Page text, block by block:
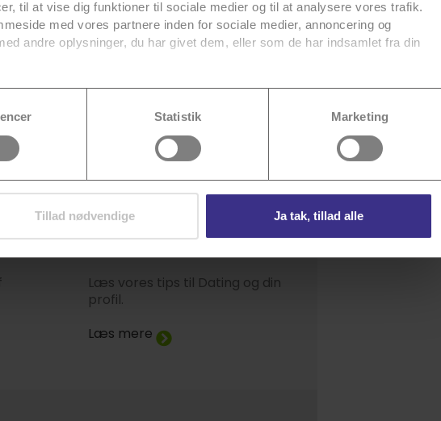
til at vise dig funktioner til sociale medier og til at analysere vores trafik.
med vores partnere inden for sociale medier, annoncering og
andre oplysninger, du har givet dem, eller som de har indsamlet fra din
beskrevet i vores
cookiepolitik. Se også vores persondatapolitik
Statistik Marketing
Tillad nødvendige Ja tak, tillad alle
Læs vores tips til Dating og din
profil.
Læs mere